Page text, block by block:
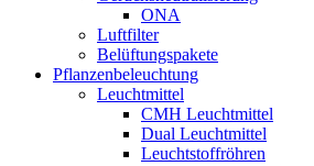
ONA
Luftfilter
Belüftungspakete
Pflanzenbeleuchtung
Leuchtmittel
CMH Leuchtmittel
Dual Leuchtmittel
Leuchtstoffröhren